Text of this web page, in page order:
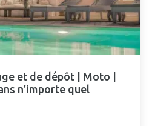
et de dépôt | Moto |
n’importe quel